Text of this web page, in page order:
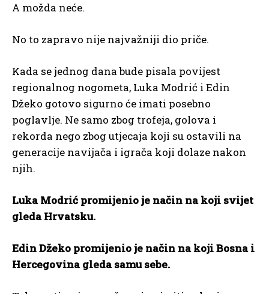
A možda neće.
No to zapravo nije najvažniji dio priče.
Kada se jednog dana bude pisala povijest
regionalnog nogometa, Luka Modrić i Edin
Džeko gotovo sigurno će imati posebno
poglavlje. Ne samo zbog trofeja, golova i
rekorda nego zbog utjecaja koji su ostavili na
generacije navijača i igrača koji dolaze nakon
njih.
Luka Modrić promijenio je način na koji svijet
gleda Hrvatsku.
Edin Džeko promijenio je način na koji Bosna i
Hercegovina gleda samu sebe.